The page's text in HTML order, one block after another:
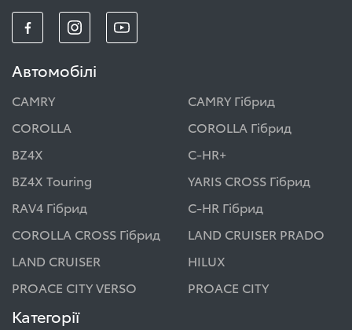
Автомобілі
CAMRY
CAMRY Гібрид
COROLLA
COROLLA Гібрид
BZ4X
C-HR+
BZ4X Touring
YARIS CROSS Гібрид
RAV4 Гібрид
C-HR Гібрид
COROLLA CROSS Гібрид
LAND CRUISER PRADO
LAND CRUISER
HILUX
PROACE CITY VERSO
PROACE CITY
Категорії